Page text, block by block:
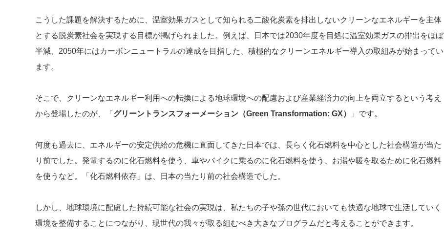
こうした課題を解決するために、温室効果ガスとして知られる二酸化炭素を排出しないクリーンなエネルギーを主体
とする脱炭素社会を実現する目標が掲げられました。例えば、日本では2030年度を目処に温室効果ガスの排出をほぼ
半減、2050年にはカーボンニュートラルの達成を目指した、積極的なクリーンエネルギー導入の取組みが始まってい
ます。
そこで、クリーンなエネルギー利用への転換による地球環境への配慮および産業経済力の向上を両立するという考え
から登場したのが、「 グリーントランスフォーメーション（Green Transformation: GX） 」です。
何度も過去に、エネルギーの安定供給の危機に直面してきた日本では、長らく化石燃料を中心とした社会構造が当た
り前でした。発電するのに化石燃料を使う、車やバイクに乗るのに化石燃料を使う、お湯や暖を取るために化石燃料
を使うなど。「化石燃料依存」は、日本の当たり前の社会構造でした。
しかし、地球環境に配慮した持続可能な社会の実現は、私たちの子や孫の世代においても快適な地球で生活していく
環境を整備することにつながり、現世代の我々が取る組むべき大きなプログラムだと考えることができます。